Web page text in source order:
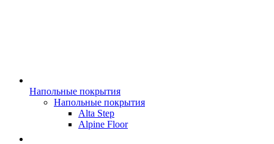
Напольные покрытия
Напольные покрытия
Alta Step
Alpine Floor